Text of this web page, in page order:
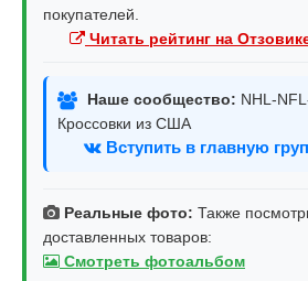
покупателей.
Читать рейтинг на
Наше сообщество: NHL-
Кроссовки из США
Вступить в главную
Реальные фото: Также
доставленных товаров:
Смотреть фотоальбом